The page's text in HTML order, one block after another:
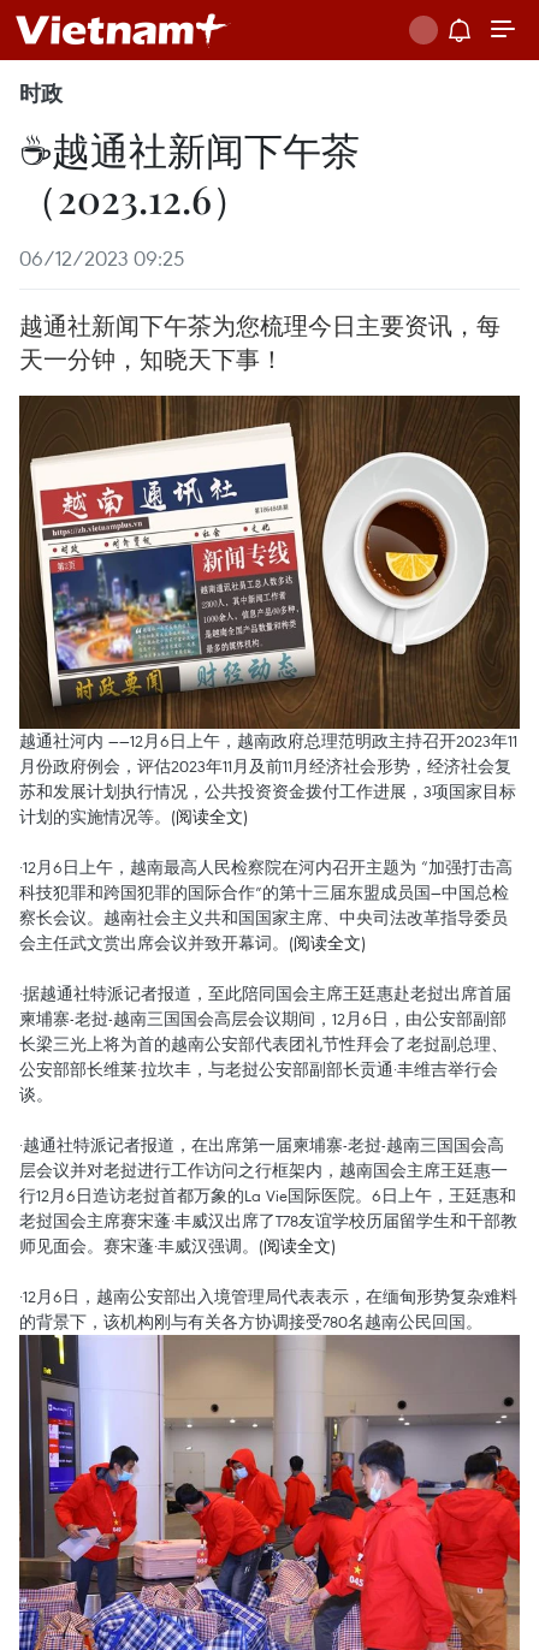
时政
☕️越通社新闻下午茶
（2023.12.6）
06/12/2023 09:25
越通社新闻下午茶为您梳理今日主要资讯，每
天一分钟，知晓天下事！
越通社河内 ——12月6日上午，越南政府总理范明政主持召开2023年11
月份政府例会，评估2023年11月及前11月经济社会形势，经济社会复
苏和发展计划执行情况，公共投资资金拨付工作进展，3项国家目标
计划的实施情况等。 (阅读全文)
·12月6日上午，越南最高人民检察院在河内召开主题为 “加强打击高
科技犯罪和跨国犯罪的国际合作”的第十三届东盟成员国—中国总检
察长会议。越南社会主义共和国国家主席、中央司法改革指导委员
会主任武文赏出席会议并致开幕词。 (阅读全文)
·据越通社特派记者报道，至此陪同国会主席王廷惠赴老挝出席首届
柬埔寨-老挝-越南三国国会高层会议期间，12月6日，由公安部副部
长梁三光上将为首的越南公安部代表团礼节性拜会了老挝副总理、
公安部部长维莱·拉坎丰，与老挝公安部副部长贡通·丰维吉举行会
谈。
·越通社特派记者报道，在出席第一届柬埔寨-老挝-越南三国国会高
层会议并对老挝进行工作访问之行框架内，越南国会主席王廷惠一
行12月6日造访老挝首都万象的La Vie国际医院。6日上午，王廷惠和
老挝国会主席赛宋蓬·丰威汉出席了T78友谊学校历届留学生和干部教
师见面会。赛宋蓬·丰威汉强调。 (阅读全文)
·12月6日，越南公安部出入境管理局代表表示，在缅甸形势复杂难料
的背景下，该机构刚与有关各方协调接受780名越南公民回国。